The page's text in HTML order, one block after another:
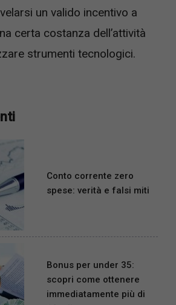
un valido incentivo a
certa costanza dell’attività
strumenti tecnologici.
Conto corrente zero
spese: verità e falsi miti
Bonus per under 35:
scopri come ottenere
immediatamente più di